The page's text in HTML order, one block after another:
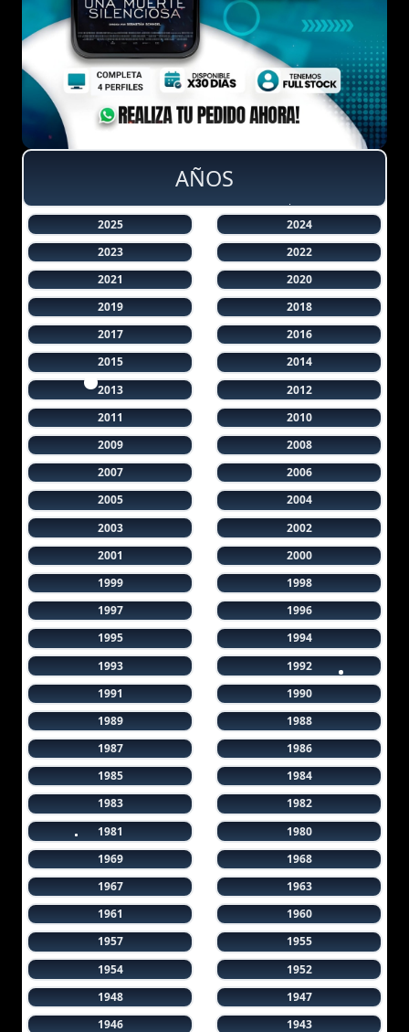
AÑOS
2025
2024
2023
2022
2021
2020
2019
2018
2017
2016
2015
2014
2013
2012
2011
2010
2009
2008
2007
2006
2005
2004
2003
2002
2001
2000
1999
1998
1997
1996
1995
1994
1993
1992
1991
1990
1989
1988
1987
1986
1985
1984
1983
1982
1981
1980
1969
1968
1967
1963
1961
1960
1957
1955
1954
1952
1948
1947
1946
1943